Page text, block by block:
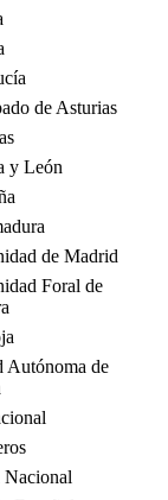
de Asturias
y León
de Madrid
Foral de
Autónoma de
Nacional